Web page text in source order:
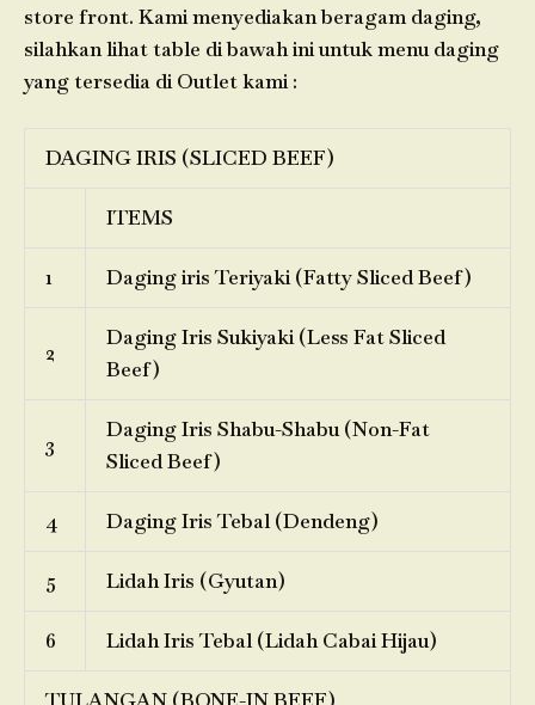
store front. Kami menyediakan beragam daging,
silahkan lihat table di bawah ini untuk menu daging
yang tersedia di Outlet kami :
DAGING IRIS (SLICED BEEF)
ITEMS
1 Daging iris Teriyaki (Fatty Sliced Beef)
2
Daging Iris Sukiyaki (Less Fat Sliced
Beef)
3
Daging Iris Shabu-Shabu (Non-Fat
Sliced Beef)
4 Daging Iris Tebal (Dendeng)
5 Lidah Iris (Gyutan)
6 Lidah Iris Tebal (Lidah Cabai Hijau)